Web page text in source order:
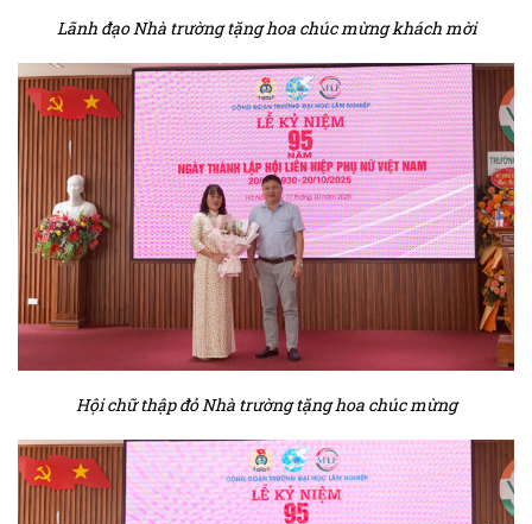
Lãnh đạo Nhà trường tặng hoa chúc mừng khách mời
Hội chữ thập đỏ Nhà trường tặng hoa chúc mừng